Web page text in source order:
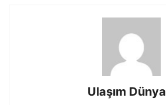
Ulaşım